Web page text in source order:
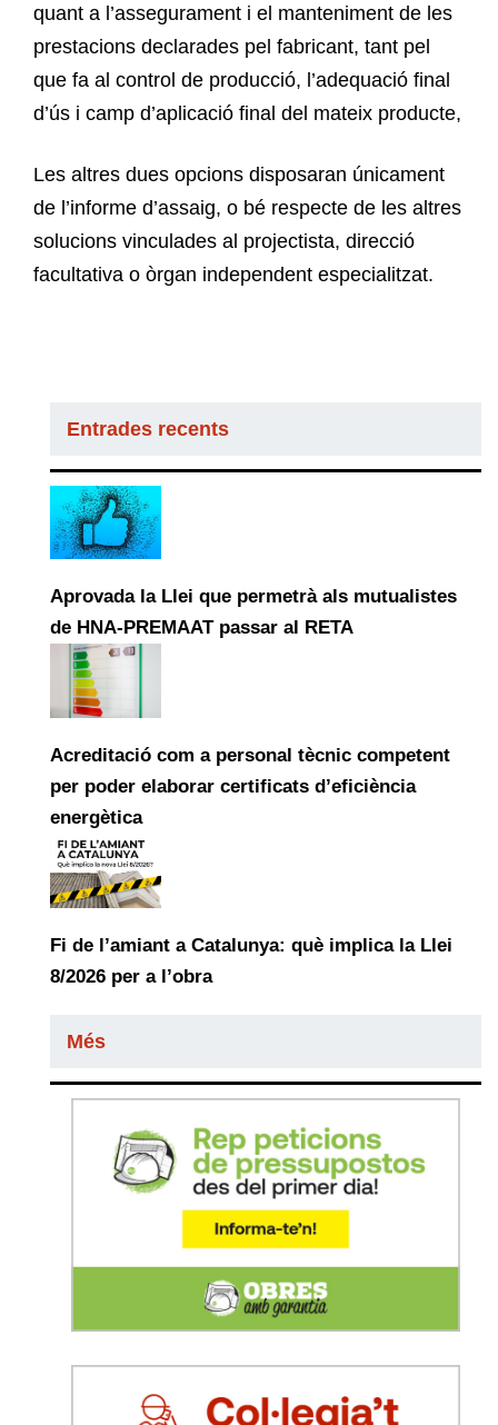
quant a l’assegurament i el manteniment de les
prestacions declarades pel fabricant, tant pel
que fa al control de producció, l’adequació final
d’ús i camp d’aplicació final del mateix producte,
Les altres dues opcions disposaran únicament
de l’informe d’assaig, o bé respecte de les altres
solucions vinculades al projectista, direcció
facultativa o òrgan independent especialitzat.
Entrades recents
Aprovada la Llei que permetrà als mutualistes
de HNA-PREMAAT passar al RETA
Acreditació com a personal tècnic competent
per poder elaborar certificats d’eficiència
energètica
Fi de l’amiant a Catalunya: què implica la Llei
8/2026 per a l’obra
Més